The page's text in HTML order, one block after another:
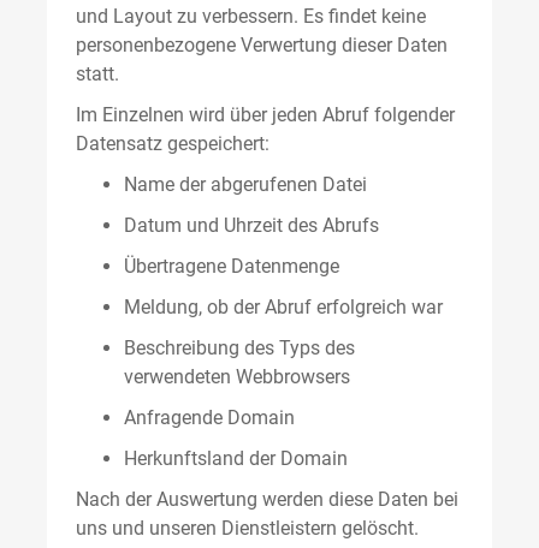
und Layout zu verbessern. Es findet keine
personenbezogene Verwertung dieser Daten
statt.
Im Einzelnen wird über jeden Abruf folgender
Datensatz gespeichert:
Name der abgerufenen Datei
Datum und Uhrzeit des Abrufs
Übertragene Datenmenge
Meldung, ob der Abruf erfolgreich war
Beschreibung des Typs des
verwendeten Webbrowsers
Anfragende Domain
Herkunftsland der Domain
Nach der Auswertung werden diese Daten bei
uns und unseren Dienstleistern gelöscht.